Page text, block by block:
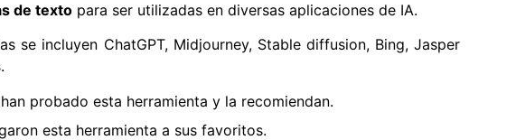
de texto para ser utilizadas en diversas aplicaciones de IA.
se incluyen ChatGPT, Midjourney, Stable diffusion, Bing, Jasper
probado esta herramienta y la recomiendan.
esta herramienta a sus favoritos.